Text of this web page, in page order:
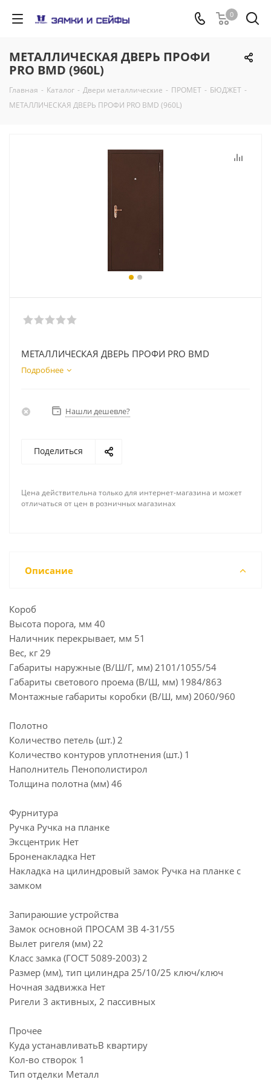
0
МЕТАЛЛИЧЕСКАЯ ДВЕРЬ ПРОФИ
PRO BMD (960L)
Главная - Каталог - Двери металлические - ПРОМЕТ - БЮДЖЕТ -
МЕТАЛЛИЧЕСКАЯ ДВЕРЬ ПРОФИ PRO BMD (960L)
МЕТАЛЛИЧЕСКАЯ ДВЕРЬ ПРОФИ PRO BMD
Подробнее
Нашли дешевле?
Поделиться
Цена действительна только для интернет-магазина и может
отличаться от цен в розничных магазинах
Описание
Короб
Высота порога, мм 40
Наличник перекрывает, мм 51
Вес, кг 29
Габариты наружные (В/Ш/Г, мм) 2101/1055/54
Габариты светового проема (В/Ш, мм) 1984/863
Монтажные габариты коробки (В/Ш, мм) 2060/960
Полотно
Количество петель (шт.) 2
Количество контуров уплотнения (шт.) 1
Наполнитель Пенополистирол
Толщина полотна (мм) 46
Фурнитура
Ручка Ручка на планке
Эксцентрик Нет
Броненакладка Нет
Накладка на цилиндровый замок Ручка на планке с
замком
Запираюшие устройства
Замок основной ПРОСАМ ЗВ 4-31/55
Вылет ригеля (мм) 22
Класс замка (ГОСТ 5089-2003) 2
Размер (мм), тип цилиндра 25/10/25 ключ/ключ
Ночная задвижка Нет
Ригели 3 активных, 2 пассивных
Прочее
Куда устанавливатьВ квартиру
Кол-во створок 1
Тип отделки Металл